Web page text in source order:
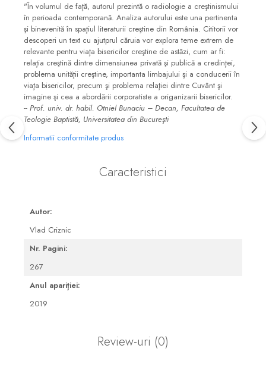
"În volumul de faţă, autorul prezintă o radiologie a creştinismului
în perioada contemporană. Analiza autorului este una pertinenta
şi binevenită în spaţiul literaturii creştine din România. Cititorii vor
descoperi un text cu ajutprul căruia vor explora teme extrem de
relevante pentru viaţa bisericilor creştine de astăzi, cum ar fi:
relaţia creştină dintre dimensiunea privată şi publică a credinţei,
problema unităţii creştine, importanta limbajului şi a conducerii în
viaţa bisericilor, precum şi problema relaţiei dintre Cuvânt şi
imagine şi cea a abordării corporatiste a origanizarii bisericilor.
-- Prof. univ. dr. habil. Otniel Bunaciu – Decan, Facultatea de
Teologie Baptistă, Universitatea din Bucureşti
Informatii conformitate produs
Caracteristici
Autor:
Vlad Criznic
Nr. Pagini:
267
Anul apariției:
2019
Review-uri (0)